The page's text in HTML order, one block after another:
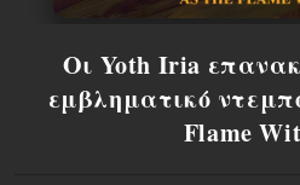
Οι Yoth Iria
εμβληματικό
Flame